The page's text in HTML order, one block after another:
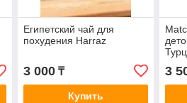
Египетский чай для
похудения Harraz
3 000₸
Купить
3